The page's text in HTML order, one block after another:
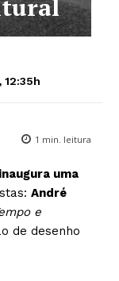
1 min. leitura
uma
André
e
de desenho